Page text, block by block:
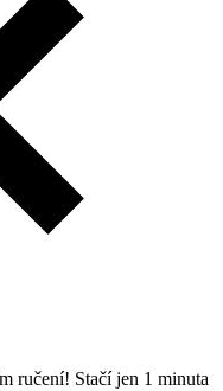
ručení! Stačí jen 1 minuta